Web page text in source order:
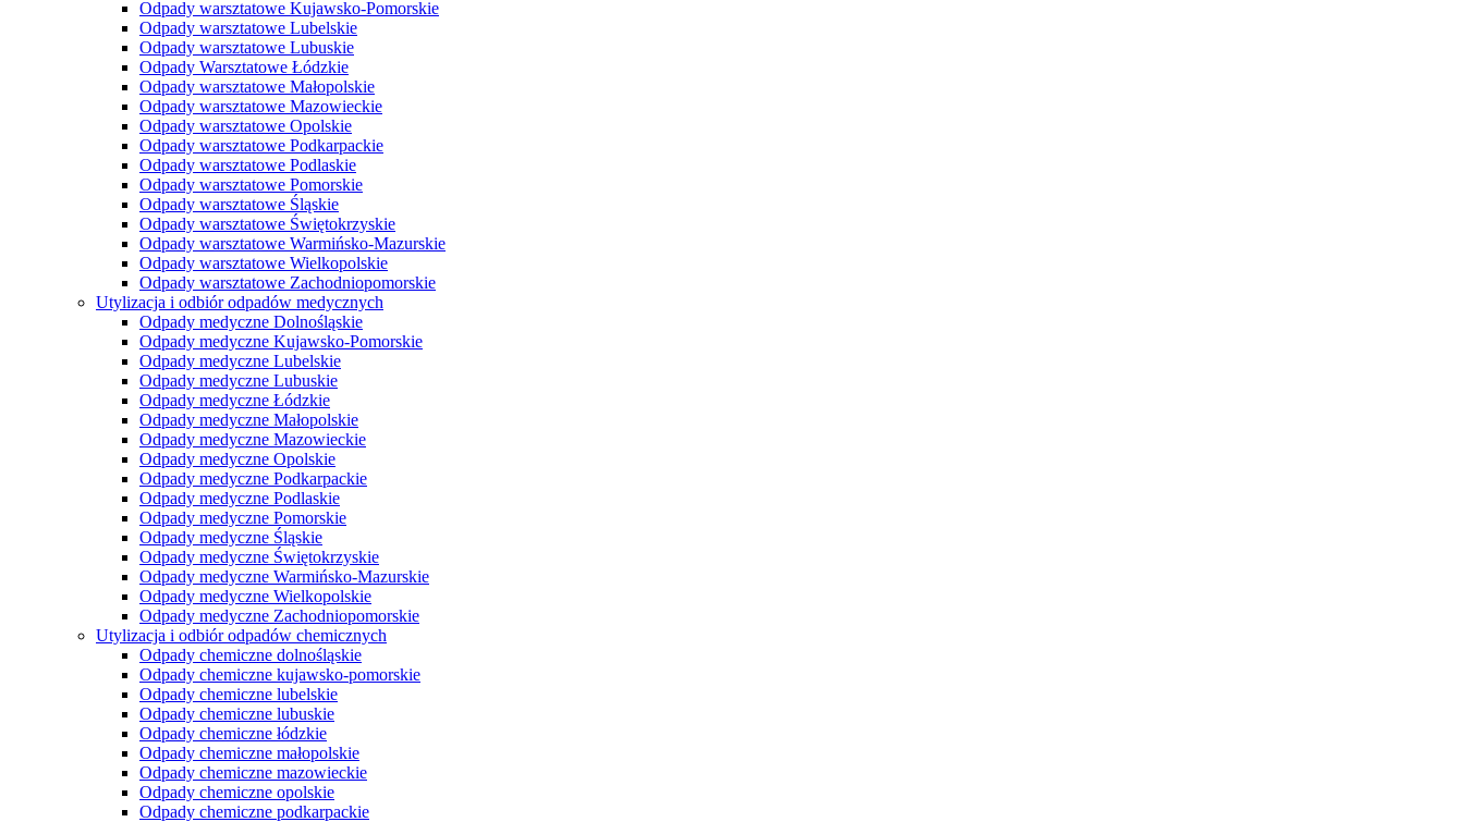
Odpady warsztatowe Kujawsko-Pomorskie
Odpady warsztatowe Lubelskie
Odpady warsztatowe Lubuskie
Odpady Warsztatowe Łódzkie
Odpady warsztatowe Małopolskie
Odpady warsztatowe Mazowieckie
Odpady warsztatowe Opolskie
Odpady warsztatowe Podkarpackie
Odpady warsztatowe Podlaskie
Odpady warsztatowe Pomorskie
Odpady warsztatowe Śląskie
Odpady warsztatowe Świętokrzyskie
Odpady warsztatowe Warmińsko-Mazurskie
Odpady warsztatowe Wielkopolskie
Odpady warsztatowe Zachodniopomorskie
Utylizacja i odbiór odpadów medycznych
Odpady medyczne Dolnośląskie
Odpady medyczne Kujawsko-Pomorskie
Odpady medyczne Lubelskie
Odpady medyczne Lubuskie
Odpady medyczne Łódzkie
Odpady medyczne Małopolskie
Odpady medyczne Mazowieckie
Odpady medyczne Opolskie
Odpady medyczne Podkarpackie
Odpady medyczne Podlaskie
Odpady medyczne Pomorskie
Odpady medyczne Śląskie
Odpady medyczne Świętokrzyskie
Odpady medyczne Warmińsko-Mazurskie
Odpady medyczne Wielkopolskie
Odpady medyczne Zachodniopomorskie
Utylizacja i odbiór odpadów chemicznych
Odpady chemiczne dolnośląskie
Odpady chemiczne kujawsko-pomorskie
Odpady chemiczne lubelskie
Odpady chemiczne lubuskie
Odpady chemiczne łódzkie
Odpady chemiczne małopolskie
Odpady chemiczne mazowieckie
Odpady chemiczne opolskie
Odpady chemiczne podkarpackie